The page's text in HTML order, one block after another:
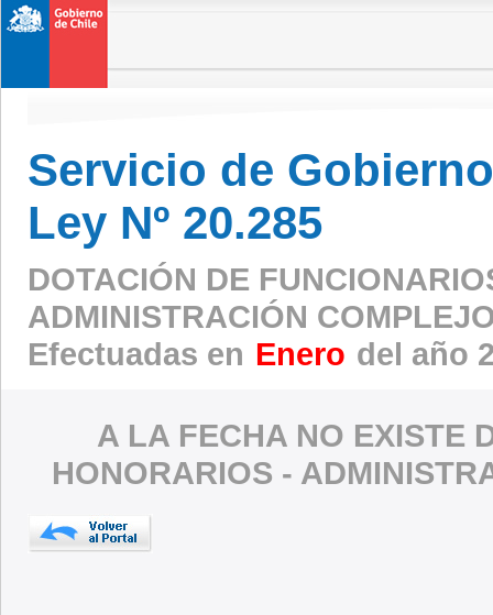
Servicio de
Ley Nº 20.285
DOTACIÓN DE
ADMINISTRACIÓN
Efectuadas en Enero del año
A LA FECHA NO EXISTE
HONORARIOS -